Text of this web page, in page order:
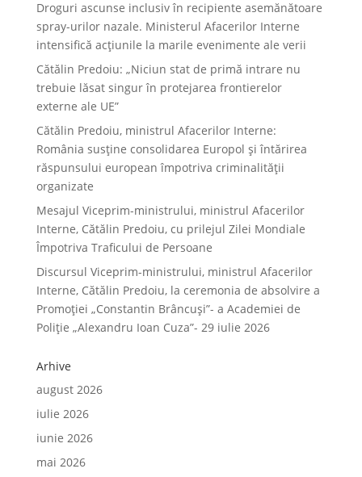
Droguri ascunse inclusiv în recipiente asemănătoare
spray-urilor nazale. Ministerul Afacerilor Interne
intensifică acțiunile la marile evenimente ale verii
Cătălin Predoiu: „Niciun stat de primă intrare nu
trebuie lăsat singur în protejarea frontierelor
externe ale UE”
Cătălin Predoiu, ministrul Afacerilor Interne:
România susține consolidarea Europol și întărirea
răspunsului european împotriva criminalității
organizate
Mesajul Viceprim-ministrului, ministrul Afacerilor
Interne, Cătălin Predoiu, cu prilejul Zilei Mondiale
Împotriva Traficului de Persoane
Discursul Viceprim-ministrului, ministrul Afacerilor
Interne, Cătălin Predoiu, la ceremonia de absolvire a
Promoției „Constantin Brâncuși”- a Academiei de
Poliție „Alexandru Ioan Cuza”- 29 iulie 2026
Arhive
august 2026
iulie 2026
iunie 2026
mai 2026